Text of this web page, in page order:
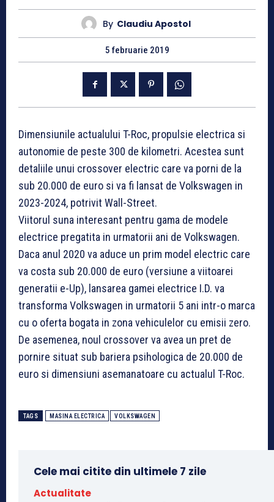
By Claudiu Apostol
5 februarie 2019
Dimensiunile actualului T-Roc, propulsie electrica si
autonomie de peste 300 de kilometri. Acestea sunt
detaliile unui crossover electric care va porni de la
sub 20.000 de euro si va fi lansat de Volkswagen in
2023-2024, potrivit Wall-Street.
Viitorul suna interesant pentru gama de modele
electrice pregatita in urmatorii ani de Volkswagen.
Daca anul 2020 va aduce un prim model electric care
va costa sub 20.000 de euro (versiune a viitoarei
generatii e-Up), lansarea gamei electrice I.D. va
transforma Volkswagen in urmatorii 5 ani intr-o marca
cu o oferta bogata in zona vehiculelor cu emisii zero.
De asemenea, noul crossover va avea un pret de
pornire situat sub bariera psihologica de 20.000 de
euro si dimensiuni asemanatoare cu actualul T-Roc.
TAGS MASINA ELECTRICA VOLKSWAGEN
Cele mai citite din ultimele 7 zile
Actualitate